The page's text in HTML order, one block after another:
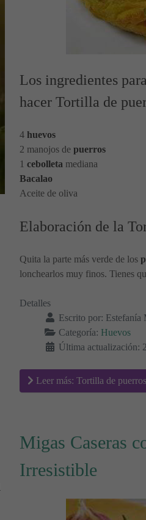
Los ingredientes
hacer Tortilla de
4 huevos
2 manojos de puerros
1 cebolleta mediana
Bacalao
Aceite de oliva
Elaboración de la
Quita la parte más verde de los
lonchearlos muy finos. Tienes
Detalles
Escrito por: Estefanía
Categoría: Huevos
Última actualización:
Leer más: Tortilla de
Migas Caseras
Irresistible